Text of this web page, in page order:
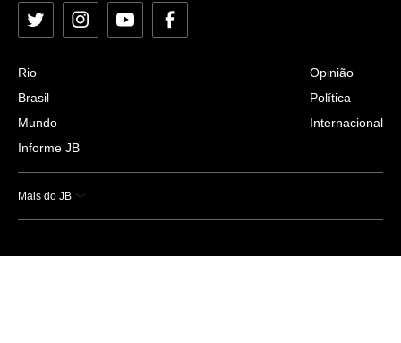
Twitter InstagramYouTubeFacebook
Rio
Brasil
Mundo
Informe JB
Opinião
Política
Internacional
Mais do JB
Esportes